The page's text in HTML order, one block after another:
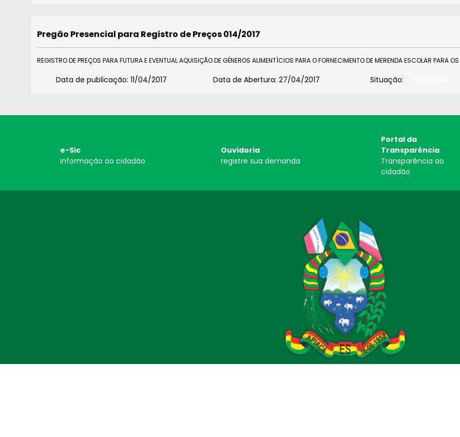
Pregão Presencial para Registro de Preços 014/2017
REGISTRO DE PREÇOS PARA FUTURA E EVENTUAL AQUISIÇÃO DE GÊNEROS ALIMENTÍCIOS PARA O FORNECIMENTO DE MERENDA ESCOLAR PARA
Data de publicação: 11/04/2017 Data de Abertura: 27/04/2017 Situação:
e-Sic
informação ao cidadão
Ouvidoria
registre sua demanda
Portal da
Transparência
Transparência ao
cidadão